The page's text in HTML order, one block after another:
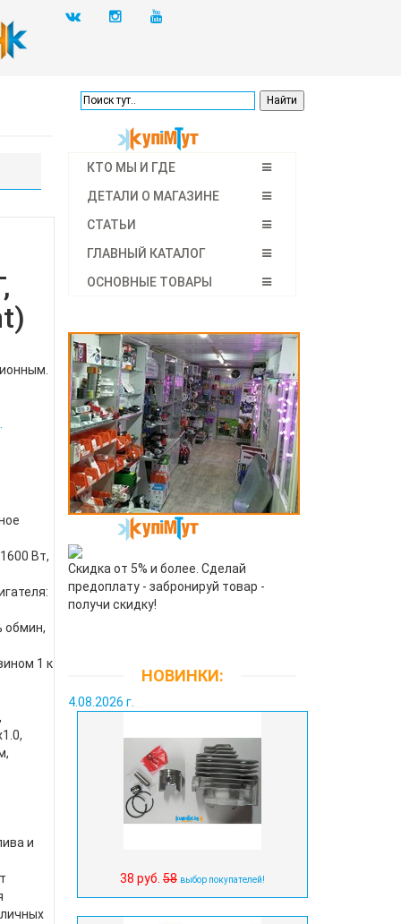
Вт,
обмин,
1 к
и
КТО МЫ И ГДЕ
ДЕТАЛИ О МАГАЗИНЕ
СТАТЬИ
ГЛАВНЫЙ КАТАЛОГ
ОСНОВНЫЕ ТОВАРЫ
Скидка от 5% и более. Сделай
предоплату - забронируй товар -
получи скидку!
НОВИНКИ:
4.08.2026 г.
38 руб. 58 выбор покупателей!